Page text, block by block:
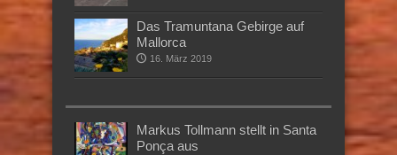
Das Tramuntana Gebirge auf
Mallorca
16. März 2019
Markus Tollmann stellt in Santa
Ponça aus